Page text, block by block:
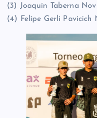
(3) Joaquín Taberna
(4) Felipe Gerli Pavicich